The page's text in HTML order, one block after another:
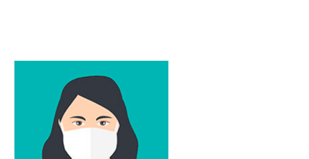
О ПРОЕКТЕ
ОБРАТНАЯ СВЯЗЬ